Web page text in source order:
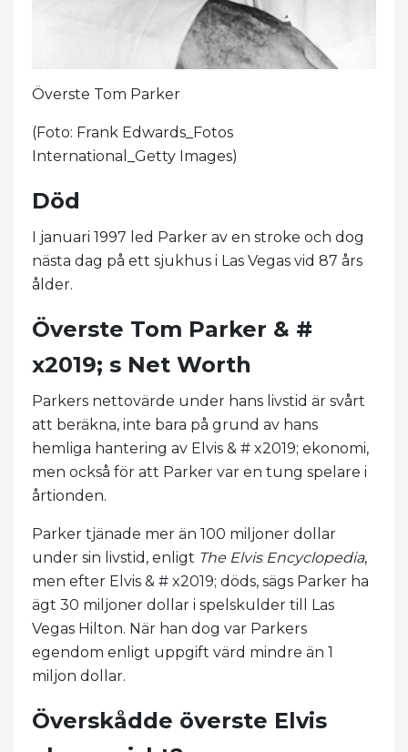
Överste Tom Parker
(Foto: Frank Edwards_Fotos
International_Getty Images)
Död
I januari 1997 led Parker av en stroke och dog
nästa dag på ett sjukhus i Las Vegas vid 87 års
ålder.
Överste Tom Parker & #
x2019; s Net Worth
Parkers nettovärde under hans livstid är svårt
att beräkna, inte bara på grund av hans
hemliga hantering av Elvis & # x2019; ekonomi,
men också för att Parker var en tung spelare i
årtionden.
Parker tjänade mer än 100 miljoner dollar
under sin livstid, enligt The Elvis Encyclopedia,
men efter Elvis & # x2019; döds, sägs Parker ha
ägt 30 miljoner dollar i spelskulder till Las
Vegas Hilton. När han dog var Parkers
egendom enligt uppgift värd mindre än 1
miljon dollar.
Överskådde överste Elvis